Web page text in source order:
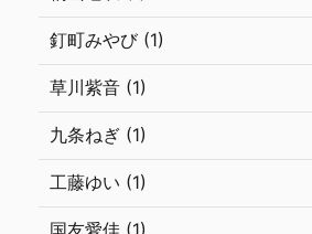
釘町みやび (1)
草川紫音 (1)
九条ねぎ (1)
工藤ゆい (1)
国友愛佳 (1)